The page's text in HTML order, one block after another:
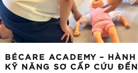
BÉCARE ACADEMY –
KỸ NĂNG SƠ CẤP CỨU